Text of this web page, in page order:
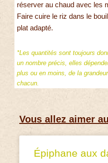
réserver au chaud avec les
Faire cuire le riz dans le
plat adapté.
*Les quantités sont toujours
un nombre précis, elles
plus ou en moins, de la
chacun.
Vous allez aimer
Épiphane aux